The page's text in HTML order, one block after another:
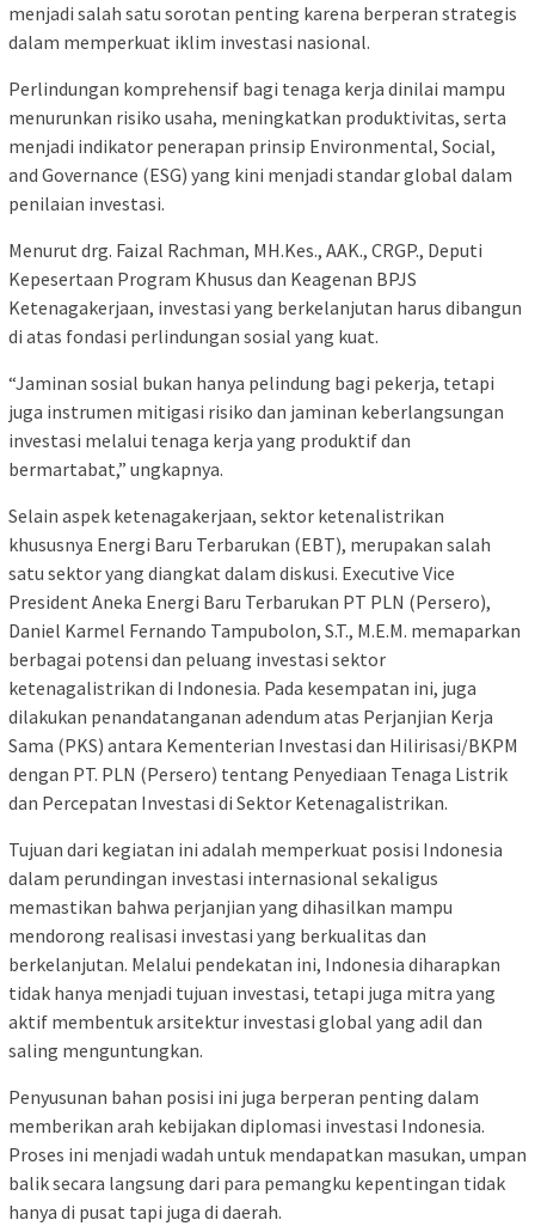
menjadi salah satu sorotan penting karena berperan strategis
dalam memperkuat iklim investasi nasional.
Perlindungan komprehensif bagi tenaga kerja dinilai mampu
menurunkan risiko usaha, meningkatkan produktivitas, serta
menjadi indikator penerapan prinsip Environmental, Social,
and Governance (ESG) yang kini menjadi standar global dalam
penilaian investasi.
Menurut drg. Faizal Rachman, MH.Kes., AAK., CRGP., Deputi
Kepesertaan Program Khusus dan Keagenan BPJS
Ketenagakerjaan, investasi yang berkelanjutan harus dibangun
di atas fondasi perlindungan sosial yang kuat.
“Jaminan sosial bukan hanya pelindung bagi pekerja, tetapi
juga instrumen mitigasi risiko dan jaminan keberlangsungan
investasi melalui tenaga kerja yang produktif dan
bermartabat,” ungkapnya.
Selain aspek ketenagakerjaan, sektor ketenalistrikan
khususnya Energi Baru Terbarukan (EBT), merupakan salah
satu sektor yang diangkat dalam diskusi. Executive Vice
President Aneka Energi Baru Terbarukan PT PLN (Persero),
Daniel Karmel Fernando Tampubolon, S.T., M.E.M. memaparkan
berbagai potensi dan peluang investasi sektor
ketenagalistrikan di Indonesia. Pada kesempatan ini, juga
dilakukan penandatanganan adendum atas Perjanjian Kerja
Sama (PKS) antara Kementerian Investasi dan Hilirisasi/BKPM
dengan PT. PLN (Persero) tentang Penyediaan Tenaga Listrik
dan Percepatan Investasi di Sektor Ketenagalistrikan.
Tujuan dari kegiatan ini adalah memperkuat posisi Indonesia
dalam perundingan investasi internasional sekaligus
memastikan bahwa perjanjian yang dihasilkan mampu
mendorong realisasi investasi yang berkualitas dan
berkelanjutan. Melalui pendekatan ini, Indonesia diharapkan
tidak hanya menjadi tujuan investasi, tetapi juga mitra yang
aktif membentuk arsitektur investasi global yang adil dan
saling menguntungkan.
Penyusunan bahan posisi ini juga berperan penting dalam
memberikan arah kebijakan diplomasi investasi Indonesia.
Proses ini menjadi wadah untuk mendapatkan masukan, umpan
balik secara langsung dari para pemangku kepentingan tidak
hanya di pusat tapi juga di daerah.